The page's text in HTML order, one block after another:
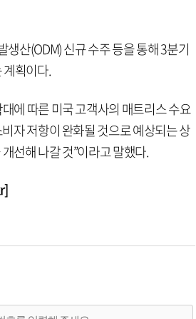
산(ODM) 신규 수주 등을 통해 3분기
계획이다.
에 따른 미국 고객사의 매트리스 수요
자 저항이 완화될 것으로 예상되는 상
선해 나갈 것”이라고 말했다.